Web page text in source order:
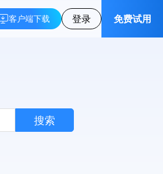
客户端下载 登录 免费试用
搜索